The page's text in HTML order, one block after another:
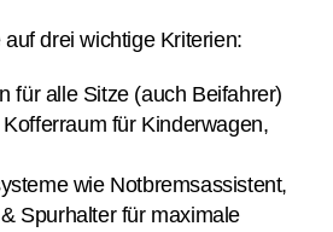
auf drei wichtige Kriterien:
für alle Sitze (auch Beifahrer)
für Kinderwagen,
wie Notbremsassistent,
Spurhalter für maximale